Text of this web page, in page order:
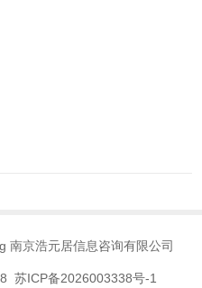
南京浩元居信息咨询有限公司
苏ICP备2026003338号-1